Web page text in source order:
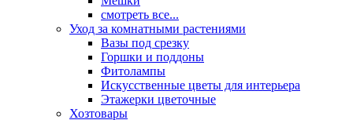
смотреть все...
Уход за комнатными растениями
Вазы под срезку
Горшки и поддоны
Фитолампы
Искусственные цветы для интерьера
Этажерки цветочные
Хозтовары